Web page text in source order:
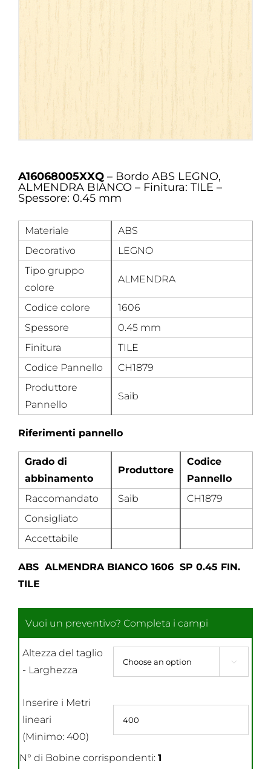
A16068005XXQ – Bordo ABS LEGNO,
ALMENDRA BIANCO – Finitura: TILE –
Spessore: 0.45 mm
Materiale
ABS
Decorativo
LEGNO
Tipo gruppo
colore
ALMENDRA
Codice colore
1606
Spessore
0.45 mm
Finitura
TILE
Codice Pannello
CH1879
Produttore
Pannello
Saib
Riferimenti pannello
Grado di
abbinamento
Produttore
Codice
Pannello
Raccomandato
Saib
CH1879
Consigliato
Accettabile
ABS ALMENDRA BIANCO 1606 SP 0.45 FIN.
TILE
Altezza del taglio
- Larghezza

Inserire i Metri
lineari
(Minimo: 400)
N° di Bobine corrispondenti: 1